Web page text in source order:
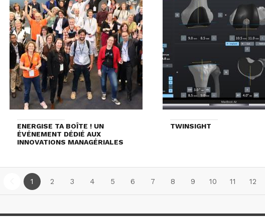
ENERGISE TA BOÎTE ! UN
ÉVÉNEMENT DÉDIÉ AUX
INNOVATIONS MANAGÉRIALES
TWINSIGHT
1 2 3 4 5 6 7 8 9 10 11 12